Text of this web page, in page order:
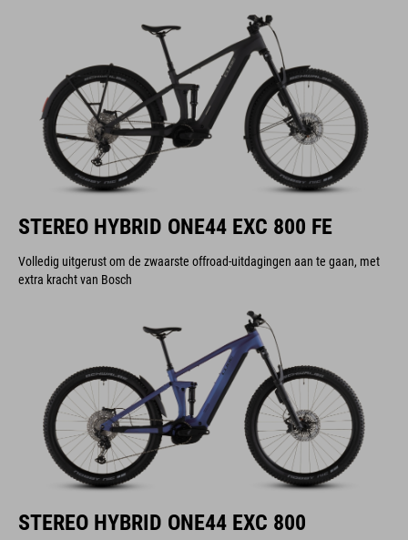
STEREO HYBRID ONE44 EXC 800 FE
Volledig uitgerust om de zwaarste offroad-uitdagingen aan te gaan, met
extra kracht van Bosch
STEREO HYBRID ONE44 EXC 800